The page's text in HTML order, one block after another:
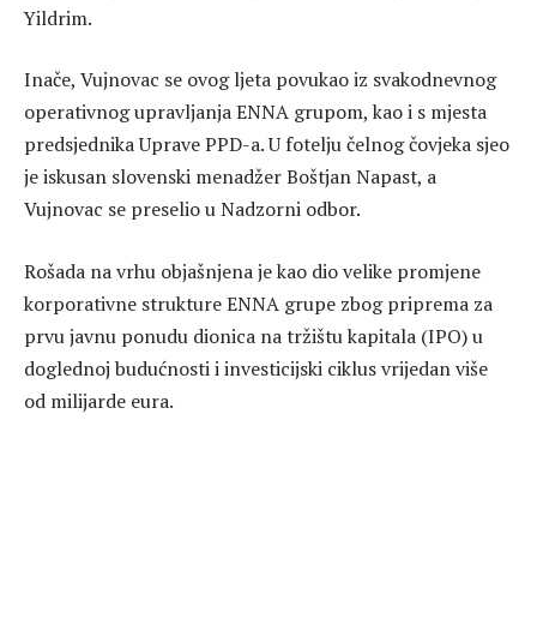
Yildrim.
Inače, Vujnovac se ovog ljeta povukao iz svakodnevnog
operativnog upravljanja ENNA grupom, kao i s mjesta
predsjednika Uprave PPD-a. U fotelju čelnog čovjeka sjeo
je iskusan slovenski menadžer Boštjan Napast, a
Vujnovac se preselio u Nadzorni odbor.
Rošada na vrhu objašnjena je kao dio velike promjene
korporativne strukture ENNA grupe zbog priprema za
prvu javnu ponudu dionica na tržištu kapitala (IPO) u
doglednoj budućnosti i investicijski ciklus vrijedan više
od milijarde eura.